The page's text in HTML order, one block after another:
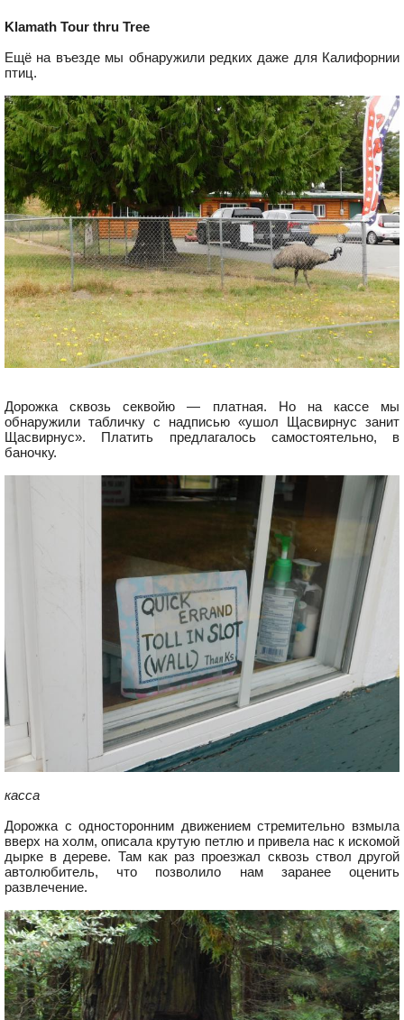
Klamath Tour thru Tree
Ещё на въезде мы обнаружили редких даже для Калифорнии
птиц.
Дорожка сквозь секвойю — платная. Но на кассе мы
обнаружили табличку с надписью «ушол Щасвирнус занит
Щасвирнус». Платить предлагалось самостоятельно, в
баночку.
касса
Дорожка с односторонним движением стремительно взмыла
вверх на холм, описала крутую петлю и привела нас к искомой
дырке в дереве. Там как раз проезжал сквозь ствол другой
автолюбитель, что позволило нам заранее оценить
развлечение.